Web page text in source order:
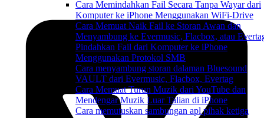
Cara Memindahkan Fail Secara Tanpa Wayar dari
Komputer ke iPhone Menggunakan WiFi-Drive
Cara Memuat Naik Fail ke Storan Awan dan
Menyambung ke Evermusic, Flacbox, atau
Pindahkan Fail dari Komputer ke iPhone
Menggunakan Protokol SMB
Cara menyambung storan dalaman Bluesound
VAULT dari Evermusic, Flacbox, Evertag
Cara Memuat Turun Muzik dari YouTube dan
Mendengar Muzik Luar Talian di iPhone
Cara memutuskan sambungan apl pihak ketiga